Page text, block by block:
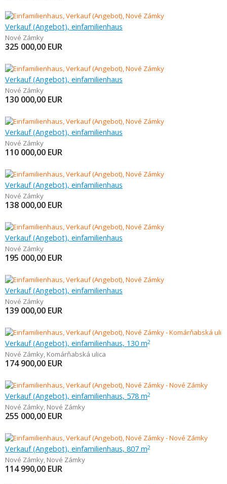
Verkauf (Angebot), einfamilienhaus
Nové Zámky
325 000,00 EUR
Verkauf (Angebot), einfamilienhaus
Nové Zámky
130 000,00 EUR
Verkauf (Angebot), einfamilienhaus
Nové Zámky
110 000,00 EUR
Verkauf (Angebot), einfamilienhaus
Nové Zámky
138 000,00 EUR
Verkauf (Angebot), einfamilienhaus
Nové Zámky
195 000,00 EUR
Verkauf (Angebot), einfamilienhaus
Nové Zámky
139 000,00 EUR
Verkauf (Angebot), einfamilienhaus, 130 m2
Nové Zámky, Komárňabská ulica
174 900,00 EUR
Verkauf (Angebot), einfamilienhaus, 578 m2
Nové Zámky, Nové Zámky
255 000,00 EUR
Verkauf (Angebot), einfamilienhaus, 807 m2
Nové Zámky, Nové Zámky
114 990,00 EUR